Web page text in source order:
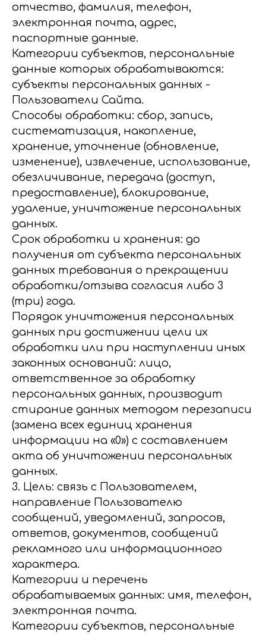
отчество, фамилия, телефон,
электронная почта, адрес,
паспортные данные.
Категории субъектов, персональные
данные которых обрабатываются:
субъекты персональных данных -
Пользователи Сайта.
Способы обработки: сбор, запись,
систематизация, накопление,
хранение, уточнение (обновление,
изменение), извлечение, использование,
обезличивание, передача (доступ,
предоставление), блокирование,
удаление, уничтожение персональных
данных.
Срок обработки и хранения: до
получения от субъекта персональных
данных требования о прекращении
обработки/отзыва согласия либо 3
(три) года.
Порядок уничтожения персональных
данных при достижении цели их
обработки или при наступлении иных
законных оснований: лицо,
ответственное за обработку
персональных данных, производит
стирание данных методом перезаписи
(замена всех единиц хранения
информации на «0») с составлением
акта об уничтожении персональных
данных.
3. Цель: связь с Пользователем,
направление Пользователю
сообщений, уведомлений, запросов,
ответов, документов, сообщений
рекламного или информационного
характера.
Категории и перечень
обрабатываемых данных: имя, телефон,
электронная почта.
Категории субъектов, персональные